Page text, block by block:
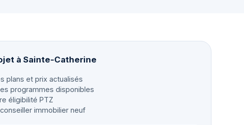
à Sainte-Catherine
plans et prix actualisés
programmes disponibles
éligibilité PTZ
immobilier neuf